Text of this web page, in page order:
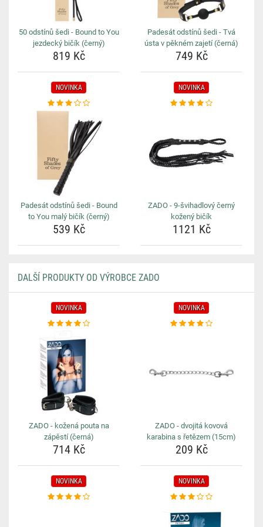
50 odstínů šedi - Bound to You
jezdecký bičík (černý)
819 Kč
Padesát odstínů šedi - Tvá
ústa v pěkném zajetí (černá)
749 Kč
NOVINKA
Padesát odstínů šedi - Bound
to You malý bičík (černý)
539 Kč
NOVINKA
ZADO - 9-švihadlový černý
kožený bičík
1121 Kč
DALŠÍ PRODUKTY OD VÝROBCE ZADO
NOVINKA
ZADO - kožená pouta na
zápěstí (černá)
714 Kč
NOVINKA
ZADO - dvojitá kovová
karabina s řetězem (15cm)
209 Kč
NOVINKA NOVINKA